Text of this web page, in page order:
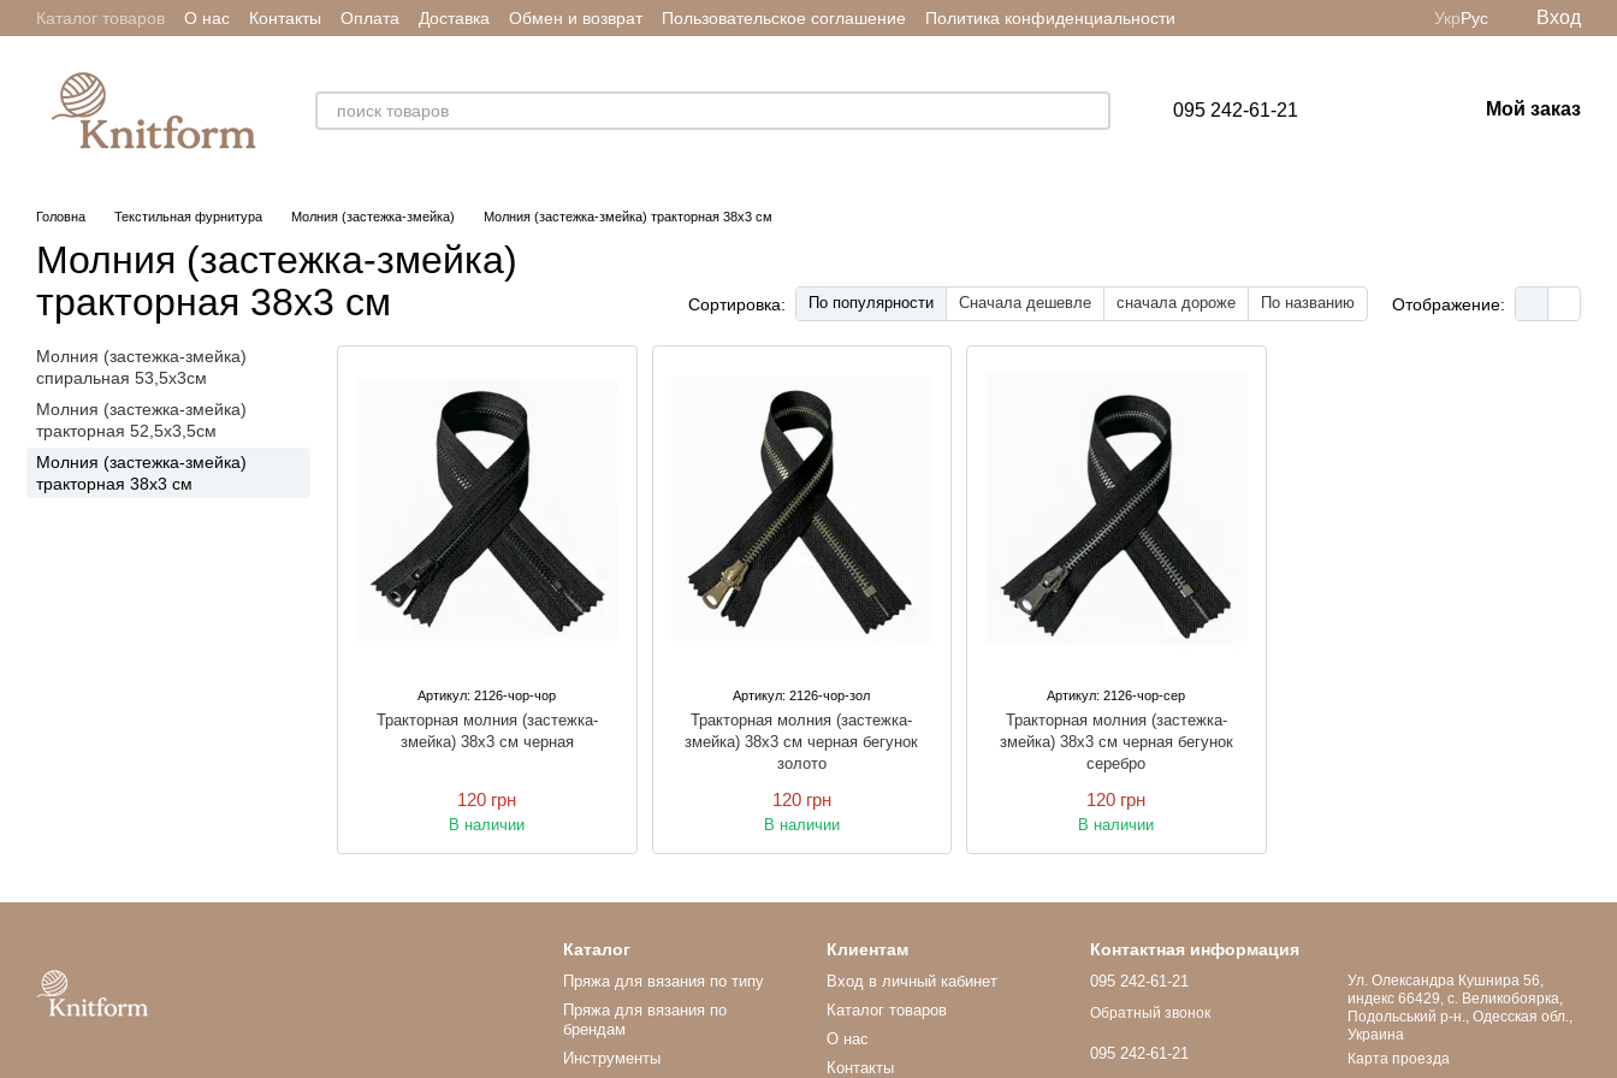
Перейти к основному контенту
Каталог товаров О нас Контакты Оплата Доставка Обмен и возврат Пользовательское соглашение
Политика конфиденциальности
Отзывы о магазине
УкрРус Вход
095 242-61-21 Мой заказ
Головна Текстильная фурнитура Молния (застежка-змейка) Молния (застежка-змейка) тракторная 38х3 см
Молния (застежка-змейка)
тракторная 38х3 см
Сортировка: По популярности Сначала дешевле сначала дороже По названию Отображение:
Артикул: 2126-чор-чор
Тракторная молния (застежка-
змейка) 38х3 см черная
120 грн
В наличии
Артикул: 2126-чор-зол
Тракторная молния (застежка-
змейка) 38х3 см черная бегунок
золото
120 грн
В наличии
Артикул: 2126-чор-сер
Тракторная молния (застежка-
змейка) 38х3 см черная бегунок
серебро
120 грн
В наличии
Молния (застежка-змейка)
спиральная 53,5х3см
Молния (застежка-змейка)
тракторная 52,5х3,5см
Молния (застежка-змейка)
тракторная 38х3 см
Каталог
Пряжа для вязания по типу
Пряжа для вязания по
брендам
Инструменты
Клиентам
Вход в личный кабинет
Каталог товаров
О нас
Контакты
Контактная информация
095 242-61-21
Обратный звонок
095 242-61-21
Ул. Олександра Кушнира 56,
индекс 66429, с. Великобоярка,
Подольський р-н., Одесская обл.,
Украина
Карта проезда